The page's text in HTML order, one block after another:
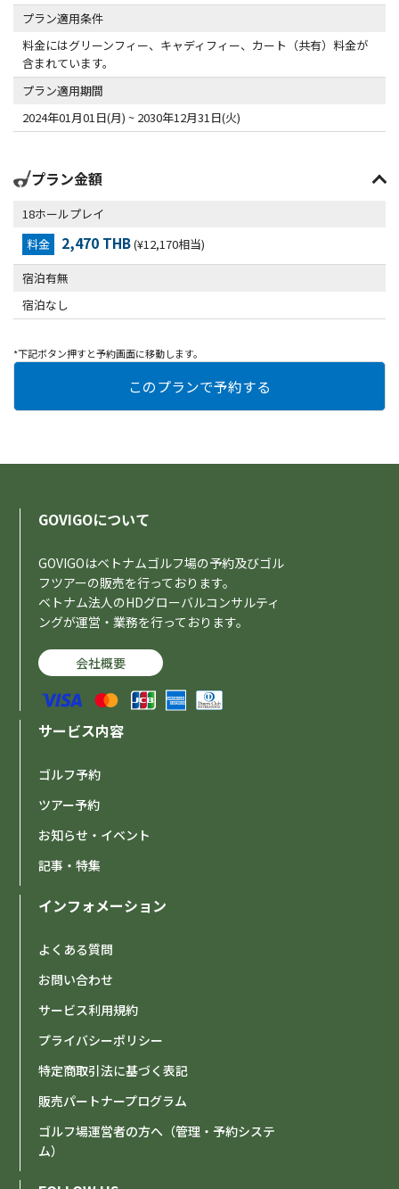
プラン適用条件
料金にはグリーンフィー、キャディフィー、カート（共有）料金が
含まれています。
プラン適用期間
2024年01月01日(月) ~ 2030年12月31日(火)
プラン金額
18ホールプレイ
料金
2,470 THB(¥12,170相当)
宿泊有無
宿泊なし
*下記ボタン押すと予約画面に移動します。
GOVIGOについて
GOVIGOはベトナムゴルフ場の予約及びゴル
フツアーの販売を行っております。
ベトナム法人のHDグローバルコンサルティ
ングが運営・業務を行っております。
会社概要
サービス内容
ゴルフ予約
ツアー予約
お知らせ・イベント
記事・特集
インフォメーション
よくある質問
お問い合わせ
サービス利用規約
プライバシーポリシー
特定商取引法に基づく表記
販売パートナープログラム
ゴルフ場運営者の方へ（管理・予約システ
ム）